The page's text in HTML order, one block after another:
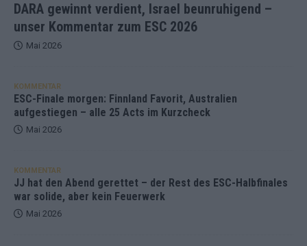
DARA gewinnt verdient, Israel beunruhigend –
unser Kommentar zum ESC 2026
Mai 2026
KOMMENTAR
ESC-Finale morgen: Finnland Favorit, Australien
aufgestiegen – alle 25 Acts im Kurzcheck
Mai 2026
KOMMENTAR
JJ hat den Abend gerettet – der Rest des ESC-Halbfinales
war solide, aber kein Feuerwerk
Mai 2026